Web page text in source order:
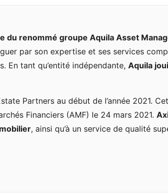
du renommé groupe Aquila Asset
par son expertise et ses services
En tant qu’entité indépendante, Aquila
Partners au début de l’année 2021.
Financiers (AMF) le 24 mars 2021.
, ainsi qu’à un service de qualité